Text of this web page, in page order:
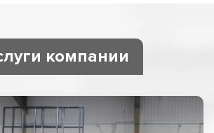
компании